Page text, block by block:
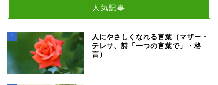
人気記事
1
人にやさしくなれる言葉（マザー・
テレサ、詩「一つの言葉で」・格
言）